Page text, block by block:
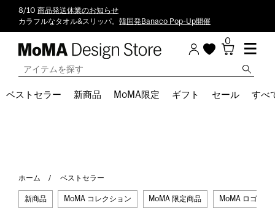
8/10 商品発送休業のお知らせ
カラフルなタオル&スリッパ。 韓国発Banaco Pop-Up開催
0
ベストセラー 新商品 MoMA限定 ギフト セール すべ
ホーム ベストセラー
新商品 MoMA コレクション MoMA 限定商品 MoMA ロゴ